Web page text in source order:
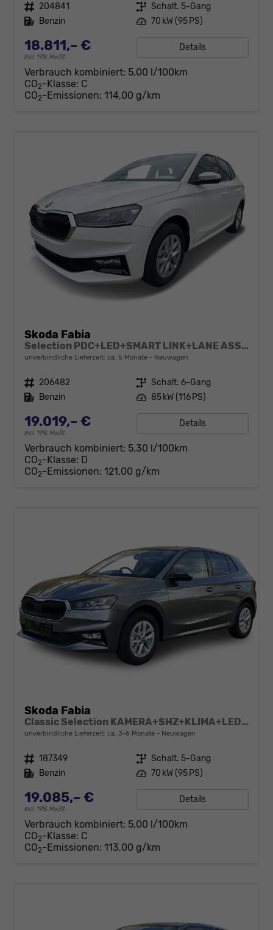
Fahrzeugnr. 204841 Getriebe Schalt. 5-Gang
Kraftstoff Benzin Leistung 70 kW (95 PS)
18.811,– €
incl. 19% MwSt.
Details
Verbrauch kombiniert: 5,00 l/100km
CO2-Klasse: C
CO2-Emissionen: 114,00 g/km
Skoda Fabia
Selection PDC+LED+SMART LINK+LANE ASSIST
unverbindliche Lieferzeit: ca. 5 Monate Neuwagen
Fahrzeugnr. 206482 Getriebe Schalt. 6-Gang
Kraftstoff Benzin Leistung 85 kW (116 PS)
19.019,– €
incl. 19% MwSt.
Details
Verbrauch kombiniert: 5,30 l/100km
CO2-Klasse: D
CO2-Emissionen: 121,00 g/km
Skoda Fabia
Classic Selection KAMERA+SHZ+KLIMA+LED+15" LM+SMARTLINK
unverbindliche Lieferzeit: ca. 3-6 Monate Neuwagen
Fahrzeugnr. 187349 Getriebe Schalt. 5-Gang
Kraftstoff Benzin Leistung 70 kW (95 PS)
19.085,– €
incl. 19% MwSt.
Details
Verbrauch kombiniert: 5,00 l/100km
CO2-Klasse: C
CO2-Emissionen: 113,00 g/km